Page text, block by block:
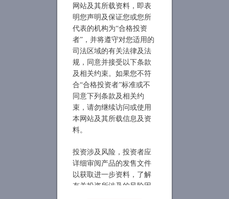
网站及其所载资料，即表
明您声明及保证您或您所
代表的机构为“合格投资
者”，并将遵守对您适用的
司法区域的有关法律及法
规，同意并接受以下条款
及相关约束。如果您不符
合“合格投资者”标准或不
同意下列条款及相关约
束，请勿继续访问或使用
本网站及其所载信息及资
料。
投资涉及风险，投资者应
详细审阅产品的发售文件
以获取进一步资料，了解
有关投资所涉及的风险因